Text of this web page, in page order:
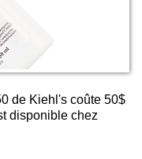
de Kiehl's coûte 50$
disponible chez